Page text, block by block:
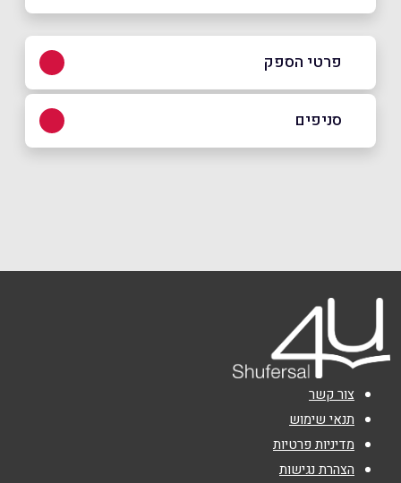
פרטי הספק
באינסטגרם
טלפון
אימייל*
נושא*
אנא חזרו אלי בקשר ל...
סניפים
צור קשר
תנאי שימוש
מדיניות פרטיות
הצהרת נגישות